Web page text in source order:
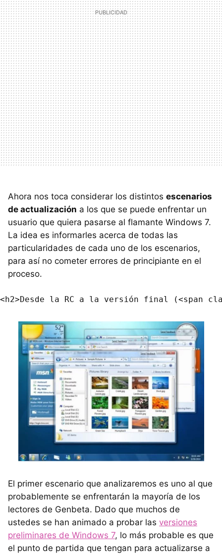
Ahora nos toca considerar los distintos escenarios
de actualización a los que se puede enfrentar un
usuario que quiera pasarse al flamante Windows 7.
La idea es informarles acerca de todas las
particularidades de cada uno de los escenarios,
para así no cometer errores de principiante en el
proceso.
El primer escenario que analizaremos es uno al que
probablemente se enfrentarán la mayoría de los
lectores de Genbeta. Dado que muchos de
ustedes se han animado a probar las versiones
preliminares de Windows 7, lo más probable es que
el punto de partida que tengan para actualizarse a